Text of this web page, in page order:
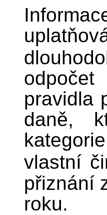
pravidla
daně,
vlastní
přiznání
roku.